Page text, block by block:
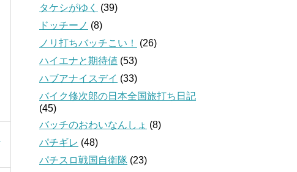
タケシがゆく
(39)
ドッチーノ (8)
ノリ打ちバッチこい！
(26)
ハイエナと期待値 (53)
ハブアナイスデイ (33)
バイク修次郎の日本全国旅打ち日記
(45)
バッチのおわいなんしょ (8)
パチギレ (48)
パチスロ戦国自衛隊 (23)